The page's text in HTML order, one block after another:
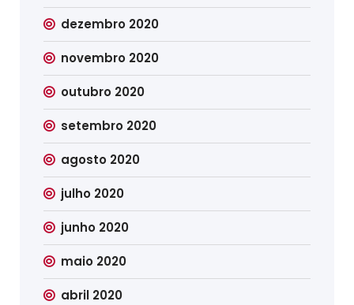
dezembro 2020
novembro 2020
outubro 2020
setembro 2020
agosto 2020
julho 2020
junho 2020
maio 2020
abril 2020